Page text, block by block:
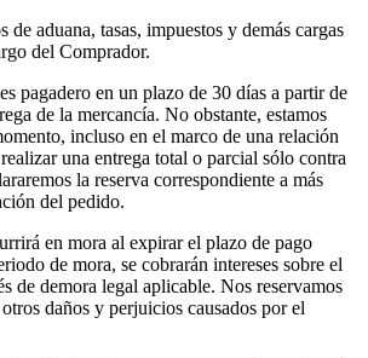
de aduana, tasas, impuestos y demás cargas
del Comprador.
pagadero en un plazo de 30 días a partir de
de la mercancía. No obstante, estamos
incluso en el marco de una relación
una entrega total o parcial sólo contra
la reserva correspondiente a más
del pedido.
en mora al expirar el plazo de pago
de mora, se cobrarán intereses sobre el
de demora legal aplicable. Nos reservamos
daños y perjuicios causados por el